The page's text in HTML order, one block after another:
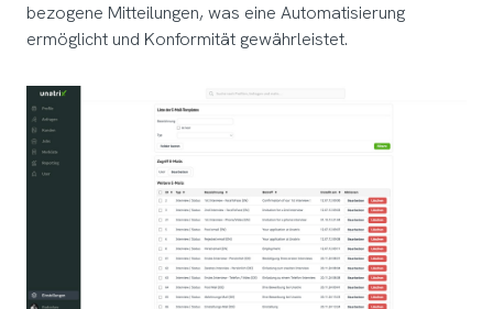
bezogene Mitteilungen, was eine Automatisierung
ermöglicht und Konformität gewährleistet.